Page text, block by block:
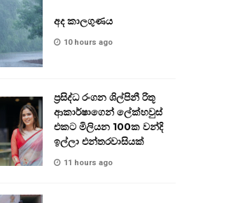
අද කාලගුණය
10 hours ago
ප්‍රසිද්ධ රංගන ශිල්පිනී රිතූ
ආකාර්ෂාගෙන් ලේක්හවුස්
එකට මිලියන 100ක වන්දි
ඉල්ලා එන්තරවාසියක්
11 hours ago